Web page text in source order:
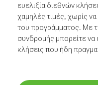
ευελιξία διεθνών
χαμηλές τιμές, χωρίς
του προγράμματος. Με
συνδρομής μπορείτε να
κλήσεις που ήδη